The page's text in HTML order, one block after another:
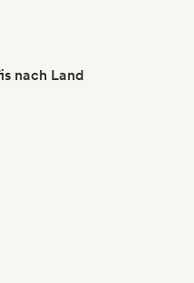
nach Land